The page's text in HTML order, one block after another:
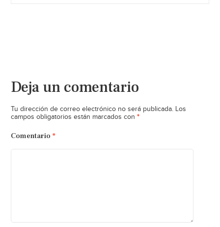
Deja un comentario
Tu dirección de correo electrónico no será publicada. Los
campos obligatorios están marcados con *
Comentario *